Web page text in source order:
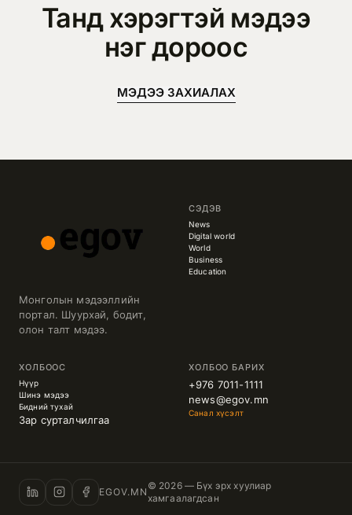
Танд хэрэгтэй мэдээ
нэг дороос
МЭДЭЭ ЗАХИАЛАХ
Монголын мэдээллийн
портал. Шуурхай, бодит,
олон талт мэдээ.
СЭДЭВ
News
Digital world
World
Business
Education
ХОЛБООС
Нүүр
Шинэ мэдээ
Бидний тухай
Зар сурталчилгаа
ХОЛБОО БАРИХ
+976 7011-1111
news@egov.mn
Санал хүсэлт
EGOV.MN
© 2026 — Бүх эрх хуулиар
хамгаалагдсан